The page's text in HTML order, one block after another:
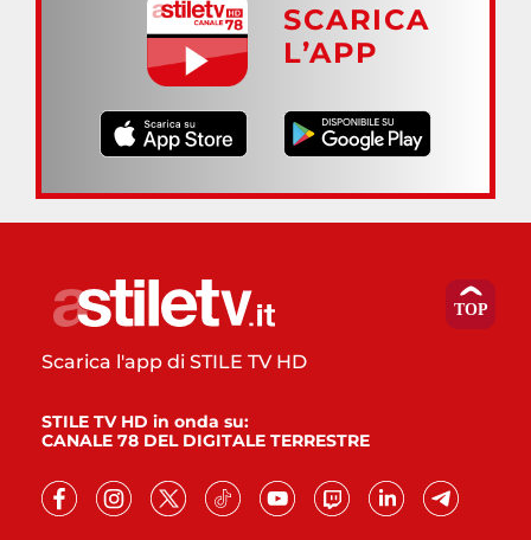
SCARICA
L’APP
Scarica l'app di STILE TV HD
STILE TV HD in onda su:
CANALE 78 DEL DIGITALE TERRESTRE